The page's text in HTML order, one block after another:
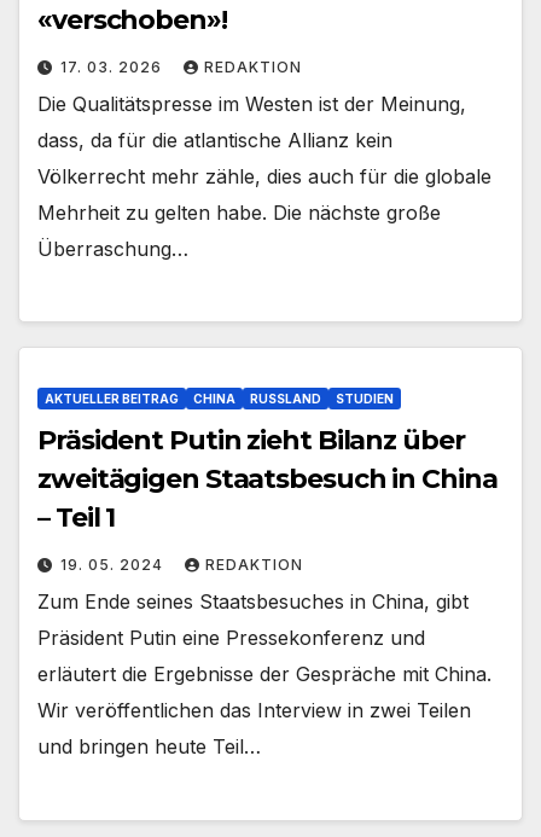
«verschoben»!
17. 03. 2026 REDAKTION
Die Qualitätspresse im Westen ist der Meinung,
dass, da für die atlantische Allianz kein
Völkerrecht mehr zähle, dies auch für die globale
Mehrheit zu gelten habe. Die nächste große
Überraschung…
AKTUELLER BEITRAG CHINA RUSSLAND STUDIEN
Präsident Putin zieht Bilanz über
zweitägigen Staatsbesuch in China
– Teil 1
19. 05. 2024 REDAKTION
Zum Ende seines Staatsbesuches in China, gibt
Präsident Putin eine Pressekonferenz und
erläutert die Ergebnisse der Gespräche mit China.
Wir veröffentlichen das Interview in zwei Teilen
und bringen heute Teil…